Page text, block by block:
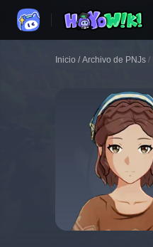
Inicio / Archivo de PNJs /